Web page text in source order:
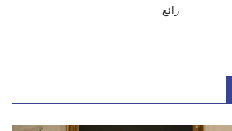
رائع